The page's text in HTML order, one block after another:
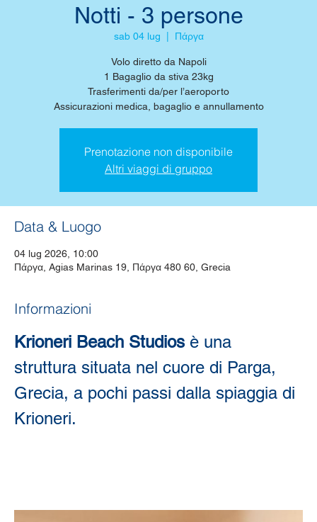
Notti - 3 persone
sab 04 lug Πάργα
Volo diretto da Napoli
1 Bagaglio da stiva 23kg
Trasferimenti da/per l’aeroporto
Assicurazioni medica, bagaglio e annullamento
Prenotazione non disponibile
Altri viaggi di gruppo
Data & Luogo
04 lug 2026, 10:00
Πάργα, Agias Marinas 19, Πάργα 480 60, Grecia
Informazioni
Krioneri Beach Studios è una
struttura situata nel cuore di Parga,
Grecia, a pochi passi dalla spiaggia di
Krioneri.